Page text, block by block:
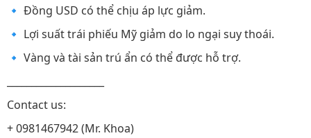
🔹 Đồng USD có thể chịu áp lực giảm.
🔹 Lợi suất trái phiếu Mỹ giảm do lo ngại suy thoái.
🔹 Vàng và tài sản trú ẩn có thể được hỗ trợ.
Contact us:
+ 0981467942 (Mr. Khoa)